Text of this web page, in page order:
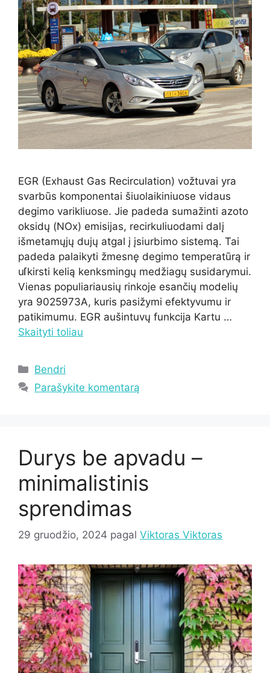
EGR (Exhaust Gas Recirculation) vožtuvai yra
svarbūs komponentai šiuolaikiniuose vidaus
degimo varikliuose. Jie padeda sumažinti azoto
oksidų (NOx) emisijas, recirkuliuodami dalį
išmetamųjų dujų atgal į įsiurbimo sistemą. Tai
padeda palaikyti žmesnę degimo temperatūrą ir
uſkirsti kelią kenksmingų medžiagų susidarymui.
Vienas populiariausių rinkoje esančių modelių
yra 9025973A, kuris pasižymi efektyvumu ir
patikimumu. EGR aušintuvų funkcija Kartu …
Skaityti toliau
Kategorijos
Bendri
Parašykite komentarą
Durys be apvadu –
minimalistinis
sprendimas
29 gruodžio, 2024 pagal Viktoras Viktoras